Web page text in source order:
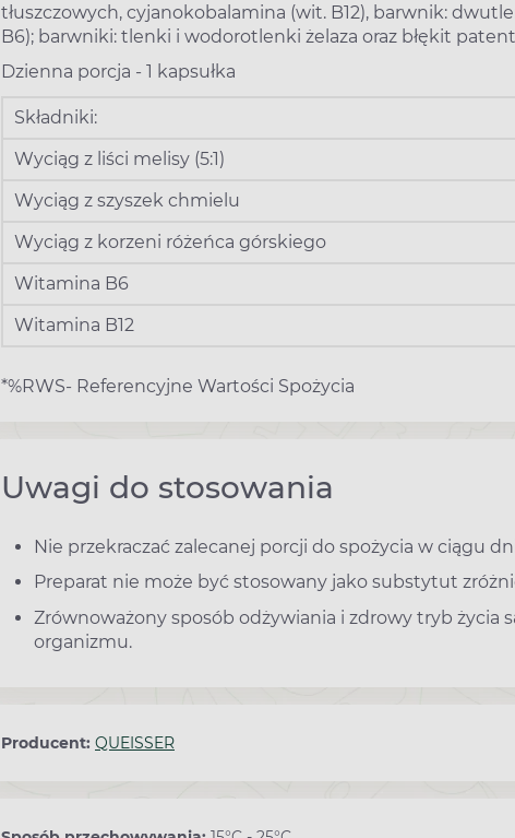
tłuszczowych, cyjanokobalamina (wit. B12), barwnik:
B6); barwniki: tlenki i wodorotlenki żelaza oraz błękit
Dzienna porcja - 1 kapsułka
Składniki:
Wyciąg z liści melisy (5:1)
Wyciąg z szyszek chmielu
Wyciąg z korzeni różeńca górskiego
Witamina B6
Witamina B12
*%RWS- Referencyjne Wartości Spożycia
Uwagi do stosowania
Nie przekraczać zalecanej porcji do spożycia w ciągu
Preparat nie może być stosowany jako substytut
Zrównoważony sposób odżywiania i zdrowy tryb życia
organizmu.
Producent: QUEISSER